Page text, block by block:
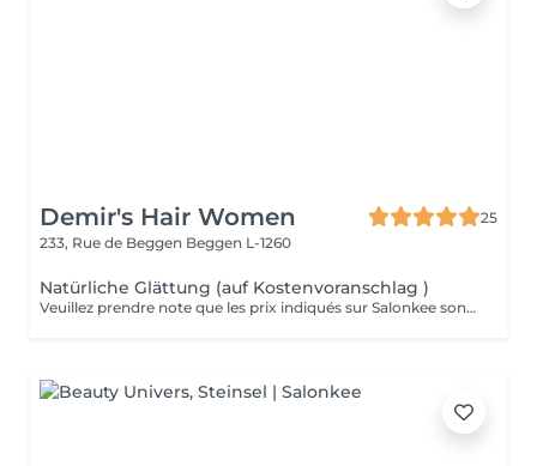
Demir's Hair Women
25
233, Rue de Beggen Beggen L-1260
Natürliche Glättung (auf Kostenvoranschlag )
Veuillez prendre note que les prix indiqués sur Salonkee sont communiqués à titre informatif et s'entendent de base. Ces derniers sont susceptibles de varier selon le diagnostic réalisé à votre arrivée au salon et l'expertise du professionnel à qui vous confiez votre beauté. Dans tous les cas, un devis précis vous sera proposé et toutes réalisations de prestations seront effectuées avec votre accord. Un grand merci d'avance pour votre compréhension. Au plaisir de vous recevoir très vite.